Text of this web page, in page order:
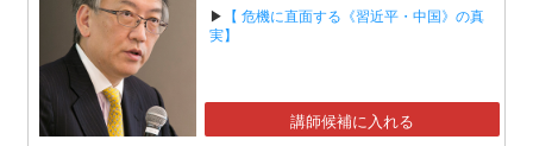
▶ 【 危機に直面する《習近平・中国》の真
実】
講師候補に入れる